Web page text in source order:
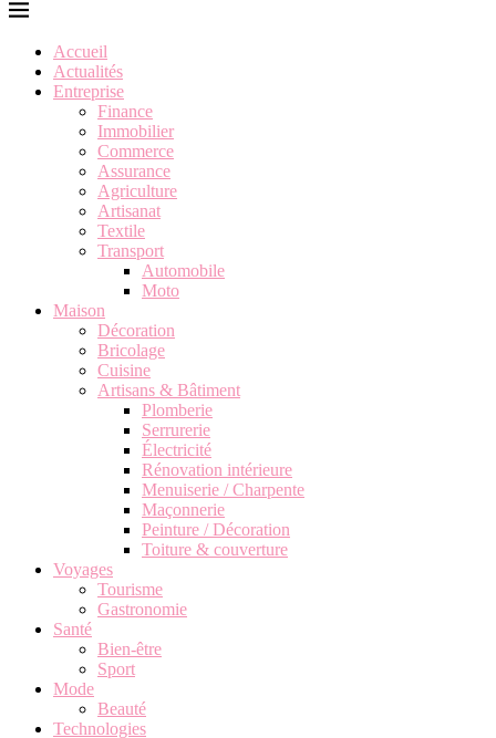
Accueil
Actualités
Entreprise
Finance
Immobilier
Commerce
Assurance
Agriculture
Artisanat
Textile
Transport
Automobile
Moto
Maison
Décoration
Bricolage
Cuisine
Artisans & Bâtiment
Plomberie
Serrurerie
Électricité
Rénovation intérieure
Menuiserie / Charpente
Maçonnerie
Peinture / Décoration
Toiture & couverture
Voyages
Tourisme
Gastronomie
Santé
Bien-être
Sport
Mode
Beauté
Technologies